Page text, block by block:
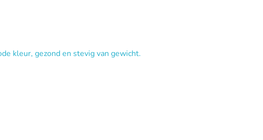
kleur, gezond en stevig van gewicht.